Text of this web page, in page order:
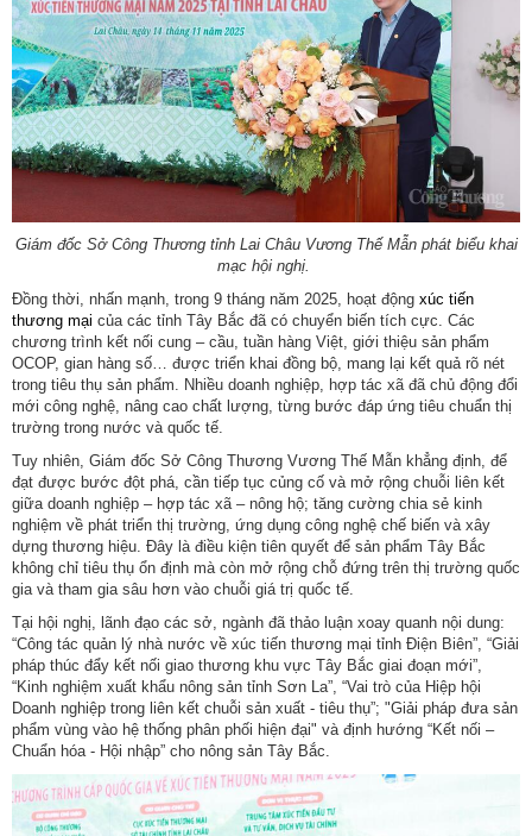
Giám đốc Sở Công Thương tỉnh Lai Châu Vương Thế Mẫn phát biểu khai
mạc hội nghị.
Đồng thời, nhấn mạnh, trong 9 tháng năm 2025, hoạt động xúc tiến
thương mại của các tỉnh Tây Bắc đã có chuyển biến tích cực. Các
chương trình kết nối cung – cầu, tuần hàng Việt, giới thiệu sản phẩm
OCOP, gian hàng số… được triển khai đồng bộ, mang lại kết quả rõ nét
trong tiêu thụ sản phẩm. Nhiều doanh nghiệp, hợp tác xã đã chủ động đổi
mới công nghệ, nâng cao chất lượng, từng bước đáp ứng tiêu chuẩn thị
trường trong nước và quốc tế.
Tuy nhiên, Giám đốc Sở Công Thương Vương Thế Mẫn khẳng định, để
đạt được bước đột phá, cần tiếp tục củng cố và mở rộng chuỗi liên kết
giữa doanh nghiệp – hợp tác xã – nông hộ; tăng cường chia sẻ kinh
nghiệm về phát triển thị trường, ứng dụng công nghệ chế biến và xây
dựng thương hiệu. Đây là điều kiện tiên quyết để sản phẩm Tây Bắc
không chỉ tiêu thụ ổn định mà còn mở rộng chỗ đứng trên thị trường quốc
gia và tham gia sâu hơn vào chuỗi giá trị quốc tế.
Tại hội nghị, lãnh đạo các sở, ngành đã thảo luận xoay quanh nội dung:
“Công tác quản lý nhà nước về xúc tiến thương mại tỉnh Điện Biên”, “Giải
pháp thúc đẩy kết nối giao thương khu vực Tây Bắc giai đoạn mới”,
“Kinh nghiệm xuất khẩu nông sản tỉnh Sơn La”, “Vai trò của Hiệp hội
Doanh nghiệp trong liên kết chuỗi sản xuất - tiêu thụ”; "Giải pháp đưa sản
phẩm vùng vào hệ thống phân phối hiện đại" và định hướng “Kết nối –
Chuẩn hóa - Hội nhập” cho nông sản Tây Bắc.